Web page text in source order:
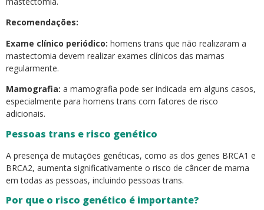
Recomendações:
Exame clínico periódico: homens trans que não realizaram a
mastectomia devem realizar exames clínicos das mamas
regularmente.
Mamografia: a mamografia pode ser indicada em alguns casos,
especialmente para homens trans com fatores de risco
adicionais.
Pessoas trans e risco genético
A presença de mutações genéticas, como as dos genes BRCA1 e
BRCA2, aumenta significativamente o risco de câncer de mama
em todas as pessoas, incluindo pessoas trans.
Por que o risco genético é importante?